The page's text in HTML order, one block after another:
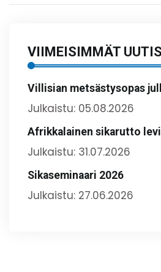
VIIMEISIMMÄT
Villisian metsästysopas
Julkaistu: 05.08.2026
Afrikkalainen sikarutto
Julkaistu: 31.07.2026
Sikaseminaari 2026
Julkaistu: 27.06.2026